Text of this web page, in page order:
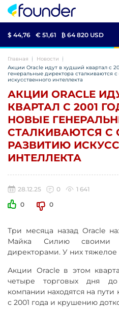
$ 44,76 € 51,61 ₿ 64 820 USD
Главная
Новости
Акции Oracle идут в худший квартал с
генеральные директора сталкиваются
искусственного интеллекта
АКЦИИ ORACLE
КВАРТАЛ С 2001
НОВЫЕ
СТАЛКИВАЮТСЯ С
РАЗВИТИЮ
ИНТЕЛЛЕКТА
28.12.25 0
1 641
0
0
Три месяца назад Oracle
Майка Силию своими
директорами. У них тяжелое
Акции Oracle в этом
четыре торговых дня
компании находятся на
с 2001 года и крушению